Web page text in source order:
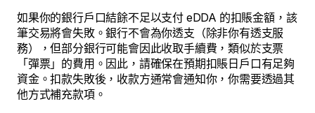
如果你的銀行戶口結餘不足以支付 eDDA 的扣賬金額，該
筆交易將會失敗。銀行不會為你透支（除非你有透支服
務），但部分銀行可能會因此收取手續費，類似於支票
「彈票」的費用。因此，請確保在預期扣賬日戶口有足夠
資金。扣款失敗後，收款方通常會通知你，你需要透過其
他方式補充款項。